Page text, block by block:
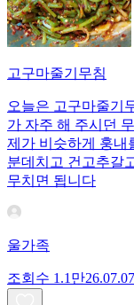
고구마줄기무침
오늘은 고구마줄기
가 자주 해 주시던
제가 비슷하게 훙내
분데치고 건고추갈
무치면 됩니다
울가족
조회수 1.1만26.07.07